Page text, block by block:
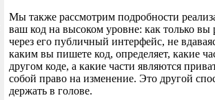
Мы также рассмотрим подробности
ваш код на высоком уровне: как только
через его публичный интерфейс, не
каким вы пишете код, определяет, какие
другом коде, а какие части являются
собой право на изменение. Это другой
держать в голове.